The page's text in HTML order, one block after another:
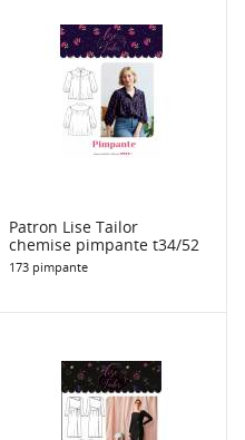
Patron Lise Tailor
chemise pimpante t34/52
173 pimpante